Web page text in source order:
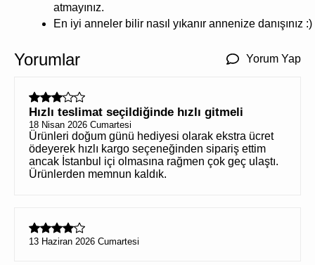
atmayınız.
En iyi anneler bilir nasıl yıkanır annenize danışınız :)
Yorumlar Yorum Yap
Hızlı teslimat seçildiğinde hızlı gitmeli
18 Nisan 2026 Cumartesi
Ürünleri doğum günü hediyesi olarak ekstra ücret
ödeyerek hızlı kargo seçeneğinden sipariş ettim
ancak İstanbul içi olmasına rağmen çok geç ulaştı.
Ürünlerden memnun kaldık.
13 Haziran 2026 Cumartesi